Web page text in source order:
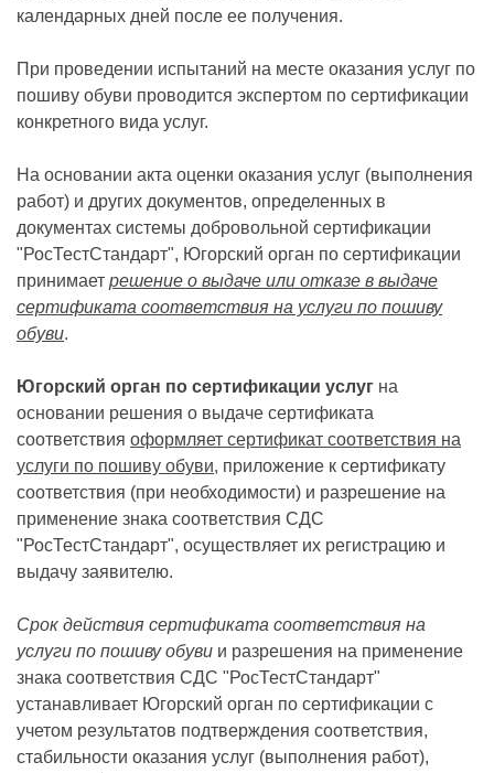
календарных дней после ее получения.
При проведении испытаний на месте оказания услуг по
пошиву обуви проводится экспертом по сертификации
конкретного вида услуг.
На основании акта оценки оказания услуг (выполнения
работ) и других документов, определенных в
документах системы добровольной сертификации
"РосТестСтандарт", Югорский орган по сертификации
принимает решение о выдаче или отказе в выдаче
сертификата соответствия на услуги по пошиву
обуви.
Югорский орган по сертификации услуг на
основании решения о выдаче сертификата
соответствия оформляет сертификат соответствия на
услуги по пошиву обуви, приложение к сертификату
соответствия (при необходимости) и разрешение на
применение знака соответствия СДС
"РосТестСтандарт", осуществляет их регистрацию и
выдачу заявителю.
Срок действия сертификата соответствия на
услуги по пошиву обуви и разрешения на применение
знака соответствия СДС "РосТестСтандарт"
устанавливает Югорский орган по сертификации с
учетом результатов подтверждения соответствия,
стабильности оказания услуг (выполнения работ),